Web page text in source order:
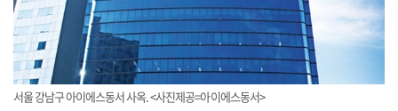
서울 강남구 아이에스동서 사옥. <사진제공=아이에스동서>